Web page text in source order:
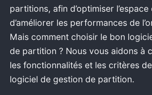
partitions, afin d’optimiser
d’améliorer les performances de
Mais comment choisir le bon
de partition ? Nous vous aidons à
les fonctionnalités et les critères de
logiciel de gestion de partition.